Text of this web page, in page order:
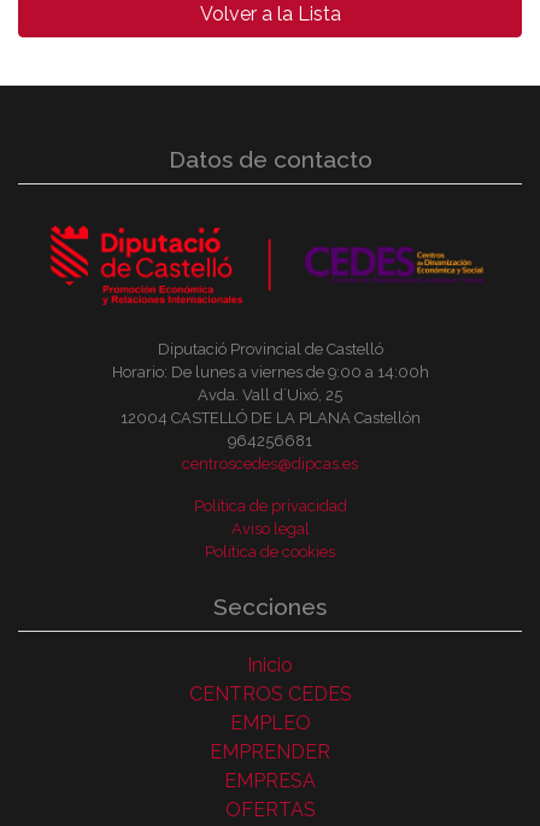
Volver a la Lista
Datos de contacto
Diputació Provincial de Castelló
Horario: De lunes a viernes de 9:00 a 14:00h
Avda. Vall d´Uixó, 25
12004 CASTELLÓ DE LA PLANA Castellón
964256681
centroscedes@dipcas.es
Política de privacidad
Aviso legal
Política de cookies
Secciones
Inicio
CENTROS CEDES
EMPLEO
EMPRENDER
EMPRESA
OFERTAS